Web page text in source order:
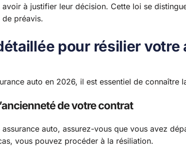
avoir à justifier leur décision. Cette loi se
de préavis.
pour résilier
auto en 2026, il est essentiel de connaître
de votre contrat
auto, assurez-vous que vous avez
vous pouvez procéder à la résiliation.